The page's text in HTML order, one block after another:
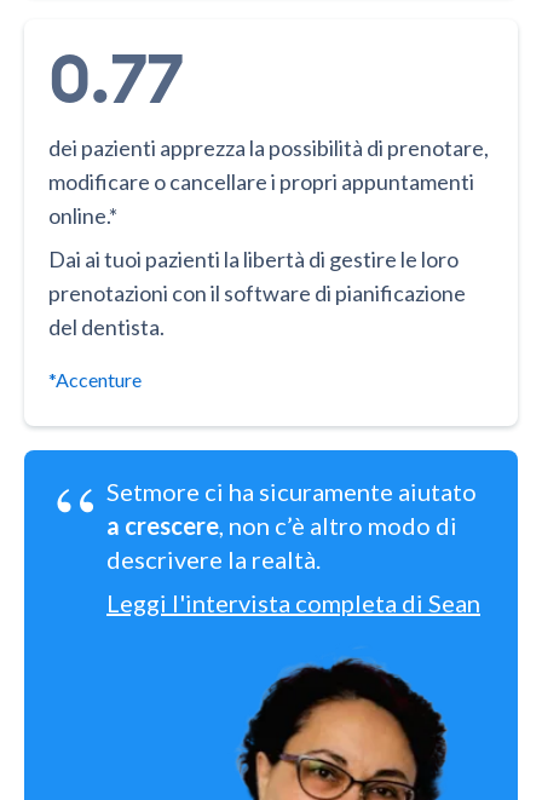
0.77
dei pazienti apprezza la possibilità di prenotare,
modificare o cancellare i propri appuntamenti
online.*
Dai ai tuoi pazienti la libertà di gestire le loro
prenotazioni con il software di pianificazione
del dentista.
*Accenture
“ Setmore ci ha sicuramente aiutato
a crescere, non c’è altro modo di
descrivere la realtà.
Leggi l'intervista completa di Sean